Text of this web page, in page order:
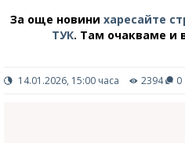
За още новини харесайте
ТУК. Там очакваме и
14.01.2026, 15:00 часа 2394 0